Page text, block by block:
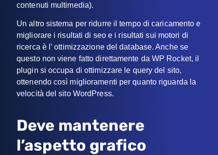
contenuti multimedia).
Un altro sistema per ridurre il tempo di caricamento e
migliorare i risultati di seo e i risultati sui motori di
ricerca è l’ ottimizzazione del database. Anche se
questo non viene fatto direttamente da WP Rocket, il
plugin si occupa di ottimizzare le query del sito,
ottenendo così miglioramenti per quanto riguarda la
velocità del sito WordPress.
Deve mantenere
l’aspetto grafico